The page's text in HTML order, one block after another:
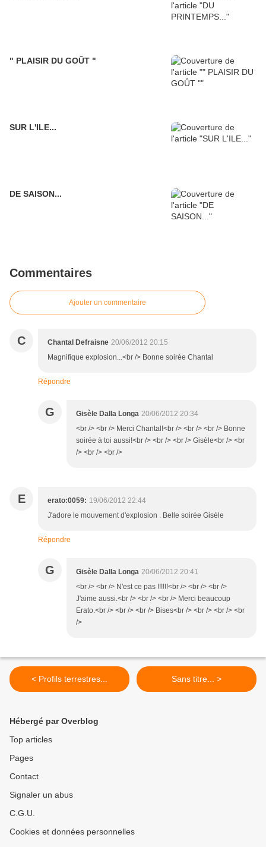
" PLAISIR DU GOÛT "
SUR L'ILE...
DE SAISON...
Commentaires
Ajouter un commentaire
C Chantal Defraisne 20/06/2012 20:15
Magnifique explosion...<br /> Bonne soirée Chantal
Répondre
G Gisèle Dalla Longa 20/06/2012 20:34
<br /> <br /> Merci Chantal!<br /> <br /> <br /> Bonne
soirée à toi aussi!<br /> <br /> <br /> Gisèle<br /> <br
/> <br /> <br />
E erato:0059: 19/06/2012 22:44
J'adore le mouvement d'explosion . Belle soirée Gisèle
Répondre
G Gisèle Dalla Longa 20/06/2012 20:41
<br /> <br /> N'est ce pas !!!!!!<br /> <br /> <br />
J'aime aussi.<br /> <br /> <br /> Merci beaucoup
Erato.<br /> <br /> <br /> Bises<br /> <br /> <br /> <br
/>
< Profils terrestres... Sans titre... >
Hébergé par Overblog
Top articles
Pages
Contact
Signaler un abus
C.G.U.
Cookies et données personnelles